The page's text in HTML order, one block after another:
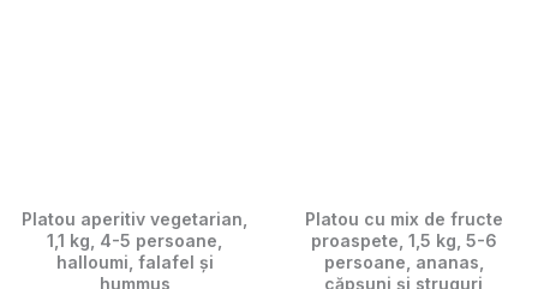
Platou aperitiv vegetarian,
1,1 kg, 4-5 persoane,
halloumi, falafel și
hummus
Platou cu mix de fructe
proaspete, 1,5 kg, 5-6
persoane, ananas,
căpșuni și struguri